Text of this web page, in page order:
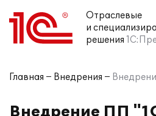
Отраслевые
и
решения
Главная Внедрения
Внедрение ПП